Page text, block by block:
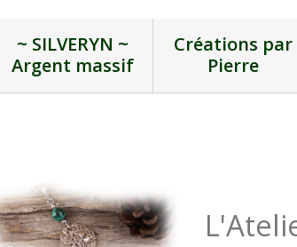
~ SILVERYN ~
Argent massif
Créations par
Pierre